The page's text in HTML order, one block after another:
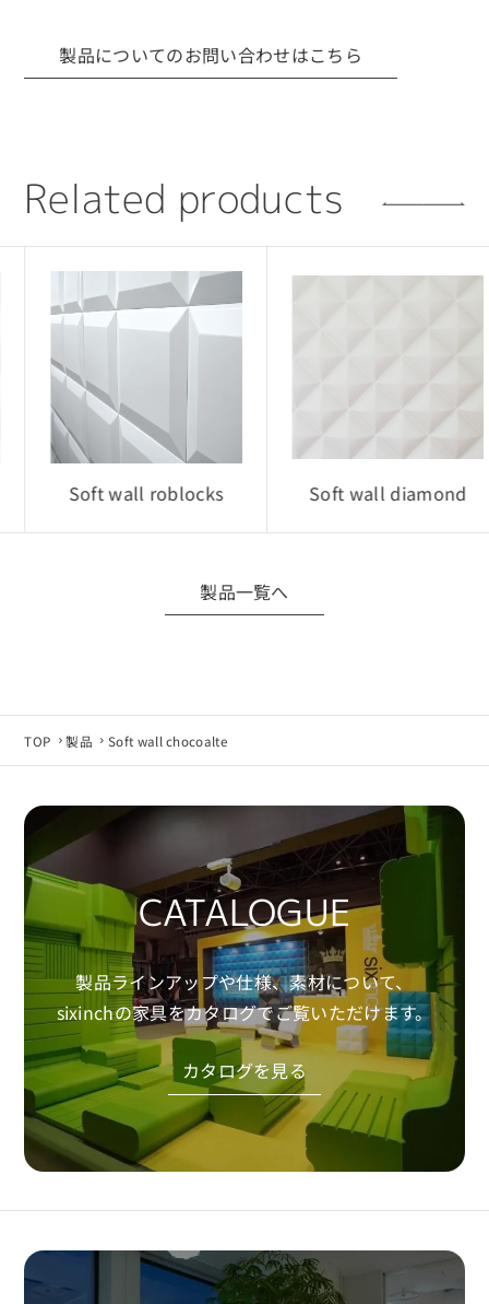
製品についてのお問い合わせはこちら
Related products
Soft wall roblocks Soft wall diamond
製品一覧へ
■ 利用目的について
利用を想定しています。
CADデータに関する著作権・所有権などの一切の
権利は、当社または正当な権利者に帰属します。
・利用目的以外で第三者へ開示・提供すること
・CADデータをもとに複製品・類似製品を製作す
ること
・無断転載・再配布・改変利用
最新データが必要な場合は当社へお問い合わせ
CADデータの利用は、お客様自身の責任にて行っ
てください。
作しない場合があります。
当社は利用環境による不具合・損害等について
責任を負いかねます。
■ 同意について
CADデータのダウンロード・利用をもって、本規
約に同意したものとみなします。
Download
TOP 製品 Soft wall chocoalte
CATALOGUE
製品ラインアップや仕様、素材について、
sixinchの家具をカタログでご覧いただけます。
カタログを見る